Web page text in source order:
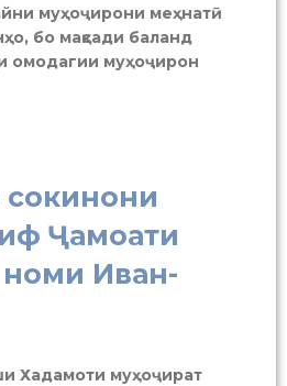
муҳоҷирони меҳнатӣ
бо мақсади баланд
омодагии муҳоҷирон
сокинони
Ҷамоати
номи Иван-
Хадамоти муҳоҷират